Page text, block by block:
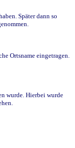
Später dann so
Ortsname eingetragen.
wurde. Hierbei wurde